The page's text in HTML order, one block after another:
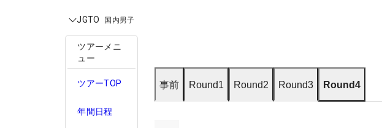
JGTO 国内男子
ツアーメニ
ュー
ツアーTOP
年間日程
事前 Round1 Round2 Round3 Round4